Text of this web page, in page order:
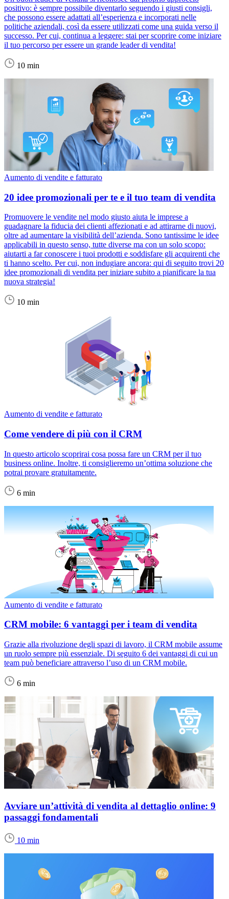
positivo: è sempre possibile diventarlo seguendo i giusti consigli,
che possono essere adattati all’esperienza e incorporati nelle
politiche aziendali, così da essere utilizzati come una guida verso il
successo. Per cui, continua a leggere: stai per scoprire come iniziare
il tuo percorso per essere un grande leader di vendita!
10 min
Aumento di vendite e fatturato
20 idee promozionali per te e il tuo team di vendita
Promuovere le vendite nel modo giusto aiuta le imprese a
guadagnare la fiducia dei clienti affezionati e ad attirarne di nuovi,
oltre ad aumentare la visibilità dell’azienda. Sono tantissime le idee
applicabili in questo senso, tutte diverse ma con un solo scopo:
aiutarti a far conoscere i tuoi prodotti e soddisfare gli acquirenti che
ti hanno scelto. Per cui, non indugiare ancora: qui di seguito trovi 20
idee promozionali di vendita per iniziare subito a pianificare la tua
nuova strategia!
10 min
Aumento di vendite e fatturato
Come vendere di più con il CRM
In questo articolo scoprirai cosa possa fare un CRM per il tuo
business online. Inoltre, ti consiglieremo un’ottima soluzione che
potrai provare gratuitamente.
6 min
Aumento di vendite e fatturato
CRM mobile: 6 vantaggi per i team di vendita
Grazie alla rivoluzione degli spazi di lavoro, il CRM mobile assume
un ruolo sempre più essenziale. Di seguito 6 dei vantaggi di cui un
team può beneficiare attraverso l’uso di un CRM mobile.
6 min
Avviare un’attività di vendita al dettaglio online: 9
passaggi fondamentali
10 min